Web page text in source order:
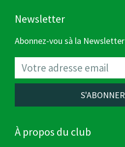
Newsletter
Abonnez-vou sà la Newsletter
S'ABONNER
À propos du club